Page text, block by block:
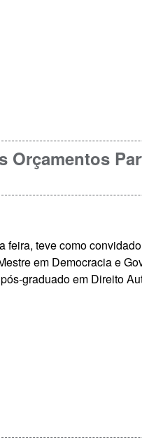
Orçamentos
feira, teve como
em Democracia e
graduado em Direito